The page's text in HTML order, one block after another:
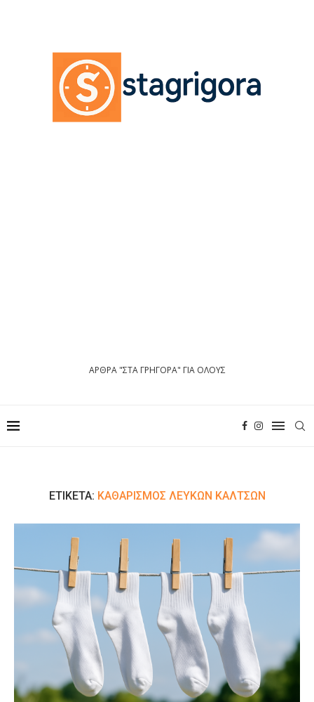
ΑΡΘΡΑ "ΣΤΑ ΓΡΗΓΟΡΑ" ΓΙΑ ΟΛΟΥΣ
ΕΤΙΚΈΤΑ: ΚΑΘΑΡΙΣΜΌΣ ΛΕΥΚΏΝ ΚΑΛΤΣΏΝ